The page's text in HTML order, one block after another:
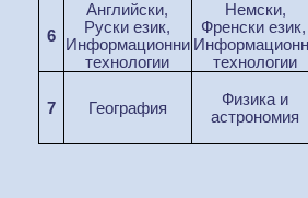
6
Английски,
Руски език,
Информационни
технологии
Немски,
Френски
технологии
7 География
Физика и
астрономия